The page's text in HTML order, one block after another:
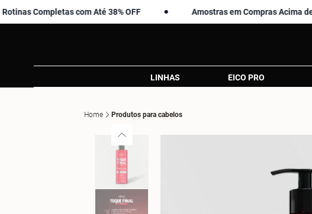
com Até 38% OFF Amostras em Compras Acima de R$ 99
LINHAS EICO PRO
Home Produtos para cabelos